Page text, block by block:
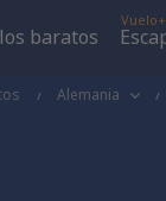
baratos
Alemania